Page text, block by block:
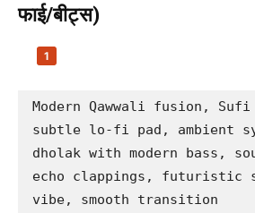
फाई/बीट्स)
Modern Qawwali fusion,
subtle lo-fi pad, ambient
dholak with modern bass,
echo clappings, futuristic
vibe, smooth transition